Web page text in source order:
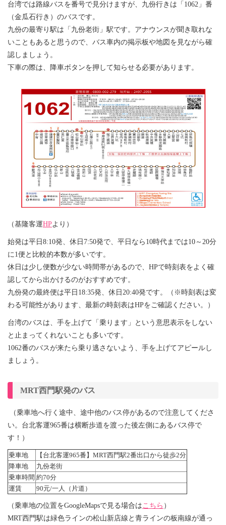
台湾では路線バスを番号で見分けますが、九份行きは「1062」番
（金瓜石行き）のバスです。
九份の最寄り駅は「九份老街」駅です。アナウンスが聞き取れな
いこともあると思うので、バス車内の掲示板や地図を見ながら確
認しましょう。
下車の際は、降車ボタンを押して知らせる必要があります。
（基隆客運HPより）
始発は平日8:10発、休日7:50発で、平日なら10時代までは10～20分
に1便と比較的本数が多いです。
休日は少し便数が少ない時間帯があるので、HPで時刻表をよく確
認してから出かけるのがおすすめです。
九份発の最終便は平日18:35発、休日20:40発です。（※時刻表は変
わる可能性があります、最新の時刻表はHPをご確認ください。）
台湾のバスは、手を上げて「乗ります」という意思表示をしない
と止まってくれないことも多いです。
1062番のバスが来たら乗り逃さないよう、手を上げてアピールし
ましょう。
MRT西門駅発のバス
（乗車地へ行く途中、途中他のバス停があるので注意してくださ
い。 台北客運965番は横断歩道を渡った後左側にあるバス停で
す！）
乗車地 【台北客運965番】MRT西門駅2番出口から徒歩2分
降車地
九份老街
乗車時間 約70分
運賃
90元/一人（片道）
（乗車地の位置をGoogleMapsで見る場合はこちら ）
MRT西門駅は緑色ラインの松山新店線と青ラインの板南線が通っ